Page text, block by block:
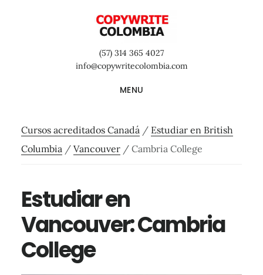
(57) 314 365 4027
info@copywritecolombia.com
MENU
Cursos acreditados Canadá / Estudiar en British
Columbia / Vancouver /Cambria College
Estudiar en
Vancouver: Cambria
College